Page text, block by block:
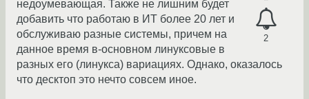
2
недоумевающая. Также не лишним будет
добавить что работаю в ИТ более 20 лет и
обслуживаю разные системы, причем на
данное время в-основном линуксовые в
разных его (линукса) вариациях. Однако, оказалось
что десктоп это нечто совсем иное.